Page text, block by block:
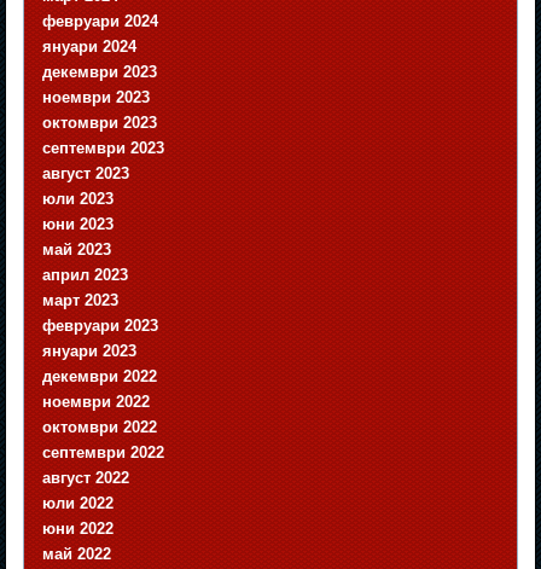
февруари 2024
януари 2024
декември 2023
ноември 2023
октомври 2023
септември 2023
август 2023
юли 2023
юни 2023
май 2023
април 2023
март 2023
февруари 2023
януари 2023
декември 2022
ноември 2022
октомври 2022
септември 2022
август 2022
юли 2022
юни 2022
май 2022